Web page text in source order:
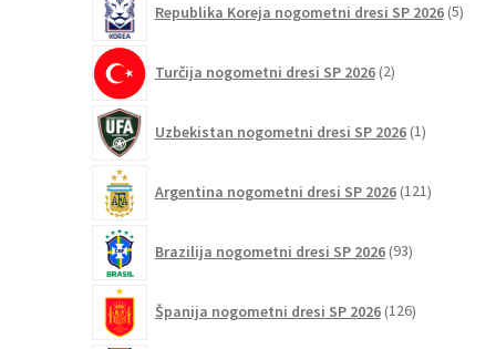
Republika Koreja nogometni dresi SP 2026 5
Turčija nogometni dresi SP 2026 2izdelka
Uzbekistan nogometni dresi SP 2026 1izdelek
Argentina nogometni dresi SP 2026 121izdelkov
Brazilija nogometni dresi SP 2026 93izdelkov
Španija nogometni dresi SP 2026 126izdelkov